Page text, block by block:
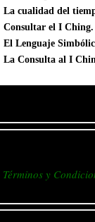
La cualidad del
Consultar el I
El Lenguaje
La Consulta al I
Términos y